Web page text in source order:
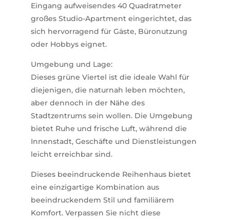
Eingang aufweisendes 40 Quadratmeter
großes Studio-Apartment eingerichtet, das
sich hervorragend für Gäste, Büronutzung
oder Hobbys eignet.
Umgebung und Lage:
Dieses grüne Viertel ist die ideale Wahl für
diejenigen, die naturnah leben möchten,
aber dennoch in der Nähe des
Stadtzentrums sein wollen. Die Umgebung
bietet Ruhe und frische Luft, während die
Innenstadt, Geschäfte und Dienstleistungen
leicht erreichbar sind.
Dieses beeindruckende Reihenhaus bietet
eine einzigartige Kombination aus
beeindruckendem Stil und familiärem
Komfort. Verpassen Sie nicht diese